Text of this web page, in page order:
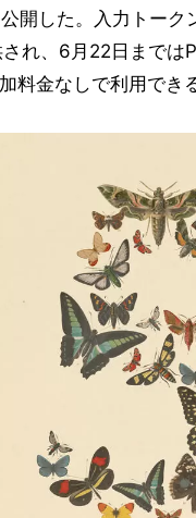
開した。入力トー
れ、6月22日まで
料金なしで利用できる